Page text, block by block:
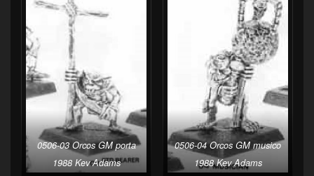
0506-03 Orcos GM porta
1988 Kev Adams
0506-04 Orcos GM musico
1988 Kev Adams